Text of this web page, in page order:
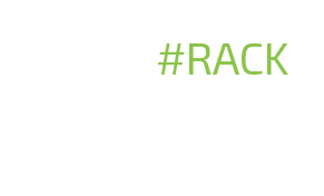
#RACK